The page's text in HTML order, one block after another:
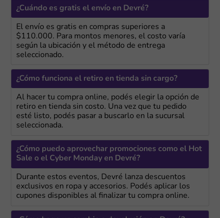
¿Cuándo es gratis el envío en Devré?
El envío es gratis en compras superiores a
$110.000. Para montos menores, el costo varía
según la ubicación y el método de entrega
seleccionado.
¿Cómo funciona el retiro en tienda sin cargo?
Al hacer tu compra online, podés elegir la opción de
retiro en tienda sin costo. Una vez que tu pedido
esté listo, podés pasar a buscarlo en la sucursal
seleccionada.
¿Cómo puedo aprovechar promociones como el Hot
Sale o el Cyber Monday en Devré?
Durante estos eventos, Devré lanza descuentos
exclusivos en ropa y accesorios. Podés aplicar los
cupones disponibles al finalizar tu compra online.